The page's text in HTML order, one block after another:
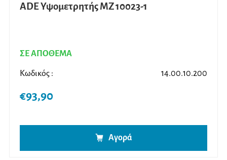
ADE Υψομετρητής MZ 10023-1
ΣΕ ΑΠΟΘΕΜΑ
Κωδικός : 14.00.10.200
€93,90
Αγορά